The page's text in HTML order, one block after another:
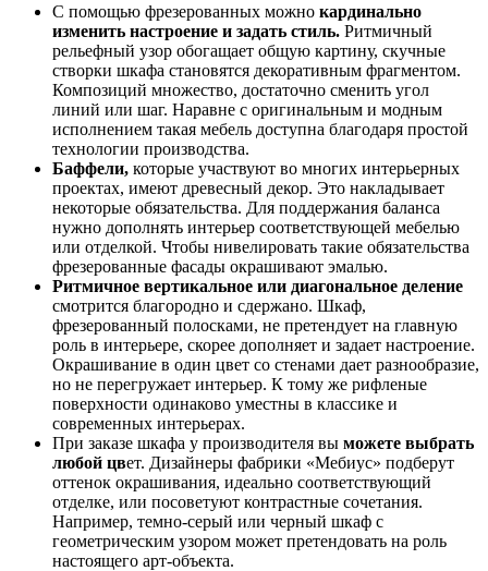
С помощью фрезерованных можно кардинально
изменить настроение и задать стиль. Ритмичный
рельефный узор обогащает общую картину, скучные
створки шкафа становятся декоративным фрагментом.
Композиций множество, достаточно сменить угол
линий или шаг. Наравне с оригинальным и модным
исполнением такая мебель доступна благодаря простой
технологии производства.
Баффели, которые участвуют во многих интерьерных
проектах, имеют древесный декор. Это накладывает
некоторые обязательства. Для поддержания баланса
нужно дополнять интерьер соответствующей мебелью
или отделкой. Чтобы нивелировать такие обязательства
фрезерованные фасады окрашивают эмалью.
Ритмичное вертикальное или диагональное деление
смотрится благородно и сдержано. Шкаф,
фрезерованный полосками, не претендует на главную
роль в интерьере, скорее дополняет и задает настроение.
Окрашивание в один цвет со стенами дает разнообразие,
но не перегружает интерьер. К тому же рифленые
поверхности одинаково уместны в классике и
современных интерьерах.
При заказе шкафа у производителя вы можете выбрать
любой цвет. Дизайнеры фабрики «Мебиус» подберут
оттенок окрашивания, идеально соответствующий
отделке, или посоветуют контрастные сочетания.
Например, темно-серый или черный шкаф с
геометрическим узором может претендовать на роль
настоящего арт-объекта.